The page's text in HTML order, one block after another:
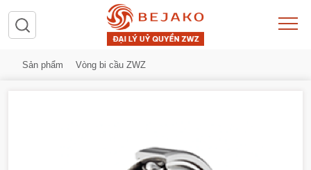
Sản phẩm Vòng bi cầu ZWZ